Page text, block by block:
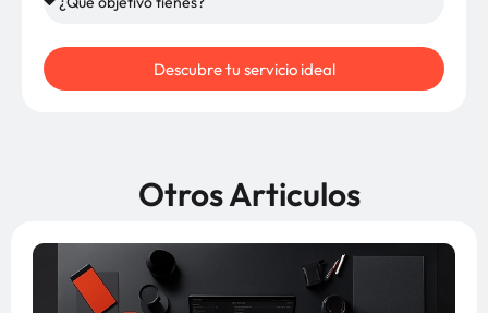
Descubre tu servicio ideal
Otros Articulos